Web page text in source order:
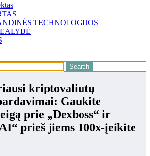
TECHNOLOGIJOS
kriptovaliutų
Gaukite
prie „Dexboss“ ir
prieš jiems 100x-įeikite